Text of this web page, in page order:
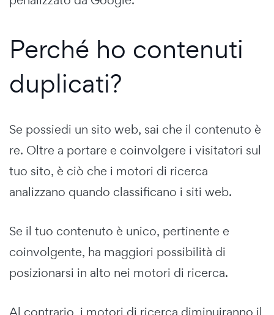
Perché ho contenuti
duplicati?
Se possiedi un sito web, sai che il contenuto è
re. Oltre a portare e coinvolgere i visitatori sul
tuo sito, è ciò che i motori di ricerca
analizzano quando classificano i siti web.
Se il tuo contenuto è unico, pertinente e
coinvolgente, ha maggiori possibilità di
posizionarsi in alto nei motori di ricerca.